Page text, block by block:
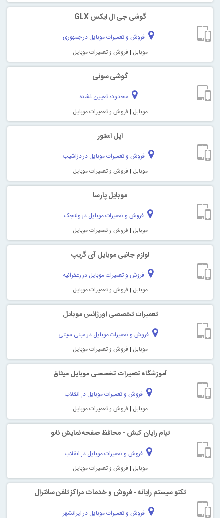
گوشی جی ال ایکس GLX
فروش و تعمیرات موبایل در جمهوری
موبایل |فروش و تعمیرات موبایل
گوشی سونی
محدوده تعیین نشده
موبایل |فروش و تعمیرات موبایل
اپل استور
فروش و تعمیرات موبایل در دزاشیب
موبایل |فروش و تعمیرات موبایل
موبایل پارسا
فروش و تعمیرات موبایل در ولنجک
موبایل |فروش و تعمیرات موبایل
لوازم جانبی موبایل آی گریپ
فروش و تعمیرات موبایل در زعفرانیه
موبایل |فروش و تعمیرات موبایل
تعمیرات تخصصی اورژانس موبایل
فروش و تعمیرات موبایل در مینی سیتی
موبایل |فروش و تعمیرات موبایل
آموزشگاه تعمیرات تخصصی موبایل میثاق
فروش و تعمیرات موبایل در انقلاب
موبایل |فروش و تعمیرات موبایل
تیام رایان کیش - محافظ صفحه نمایش نانو
فروش و تعمیرات موبایل در انقلاب
موبایل |فروش و تعمیرات موبایل
تکنو سیستم رایانه - فروش و خدمات مراکز تلفن سانترال
فروش و تعمیرات موبایل در ایرانشهر